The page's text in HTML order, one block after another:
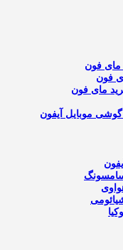
مای فون
فون
مای فون
موبایل آیفون